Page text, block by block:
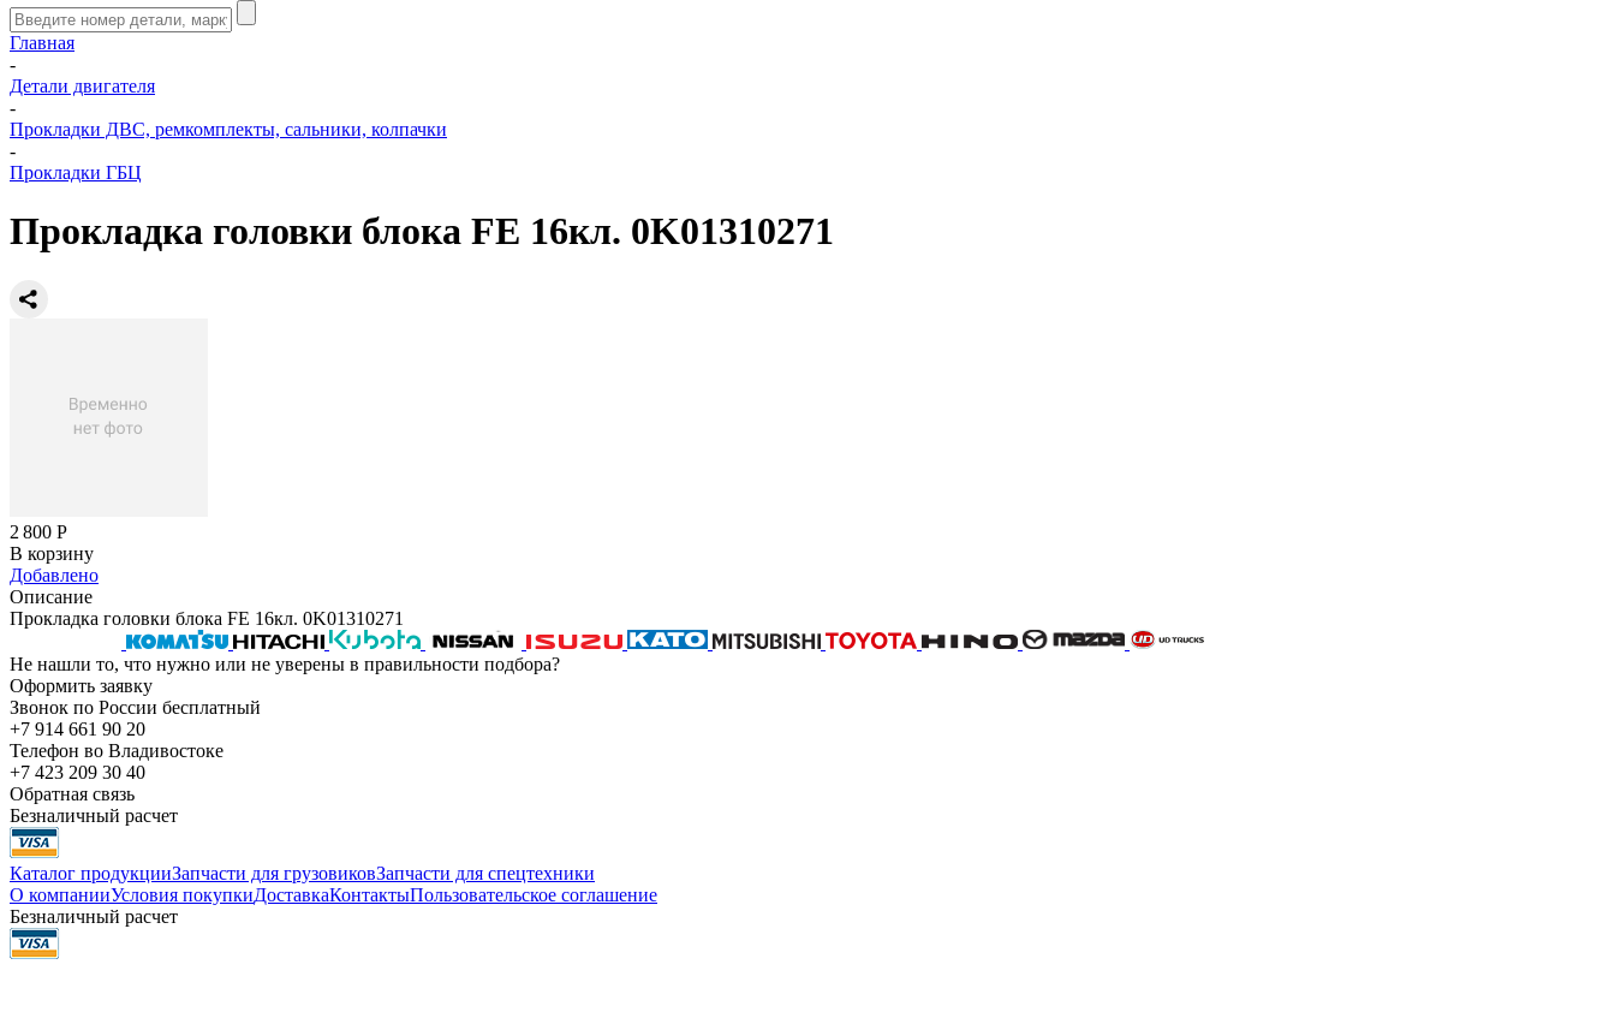
Главная
-
Детали двигателя
-
Прокладки ДВС, ремкомплекты, сальники, колпачки
-
Прокладки ГБЦ
Прокладка головки блока FE 16кл. 0K01310271
2 800 Р
В корзину
Добавлено
Описание
Прокладка головки блока FE 16кл. 0K01310271
Не нашли то, что нужно или не уверены в правильности подбора?
Оформить заявку
Звонок по России бесплатный
+7 914 661 90 20
Телефон во Владивостоке
+7 423 209 30 40
Обратная связь
Безналичный расчет
Каталог продукцииЗапчасти для грузовиковЗапчасти для спецтехники
О компанииУсловия покупкиДоставкаКонтактыПользовательское соглашение
Безналичный расчет